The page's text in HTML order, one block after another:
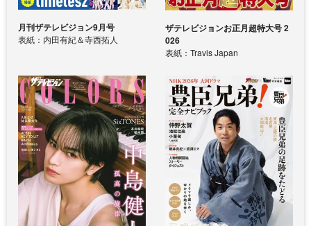
月刊ザテレビジョン9月号
表紙：内田有紀＆寺西拓人
ザテレビジョンお正月超特大号 2
026
表紙：Travis Japan